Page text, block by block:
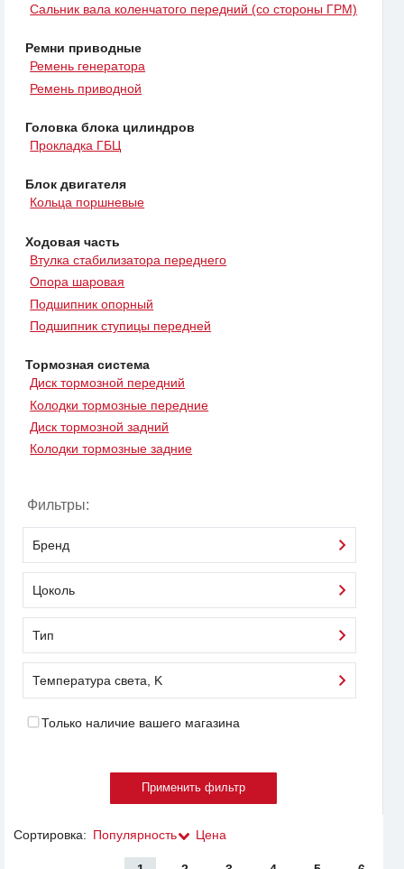
Сальник вала коленчатого передний (со стороны ГРМ)
Ремни приводные
Ремень генератора
Ремень приводной
Головка блока цилиндров
Прокладка ГБЦ
Блок двигателя
Кольца поршневые
Ходовая часть
Втулка стабилизатора переднего
Опора шаровая
Подшипник опорный
Подшипник ступицы передней
Тормозная система
Диск тормозной передний
Колодки тормозные передние
Диск тормозной задний
Колодки тормозные задние
Фильтры:
Бренд
Цоколь
Тип
Температура света, K
Только наличие вашего магазина
Сортировка: Популярность Цена